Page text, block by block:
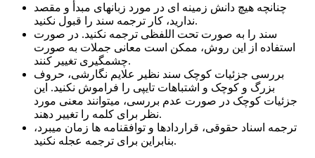
چنانچه هیچ دانش زمینه ‏ای در مورد زبان‏های مبدأ و مقصد
ندارید، کار ترجمه سند را قبول نکنید.
سند را به صورت تحت‏ اللفظی ترجمه نکنید. در صورت
استفاده از این روش، ممکن است معانی جملات به صورت
چشمگیری تغییر کنند.
بررسی جزئیات کوچک سند نظیر علایم نگارشی، حروف
بزرگ و کوچک و اشتباهات تایپی را فراموش نکنید. این
جزئیات کوچک در صورت عدم بررسی، می‏توانند معنی مورد
نظر برای کلمه را تغییر دهند.
ترجمه اسناد حقوقی، قراردادها و توافق‏نامه‏ ها زمان می‏برد،
بنابراین برای ترجمه عجله نکنید.